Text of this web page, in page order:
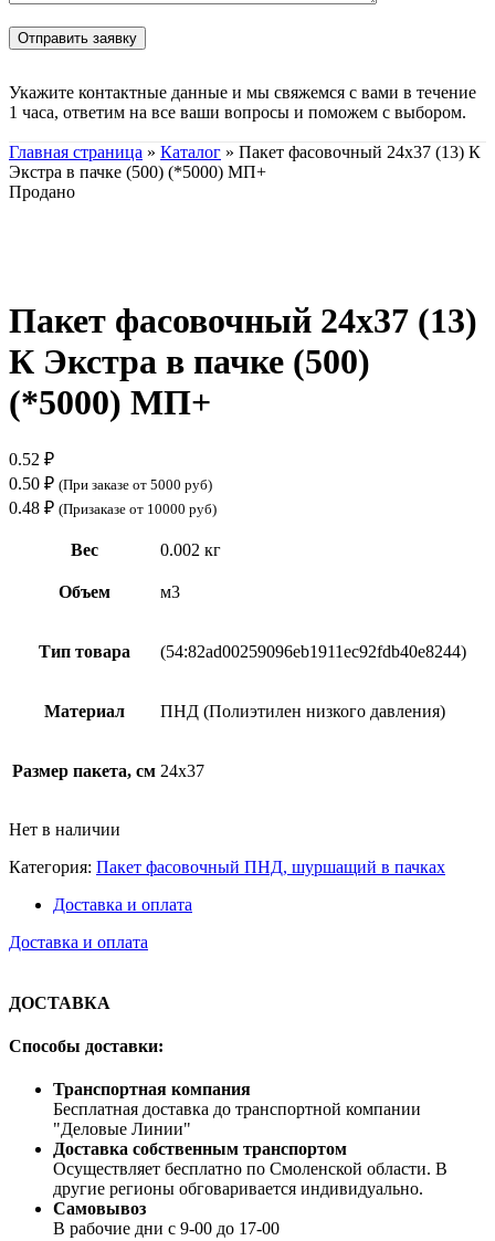
Укажите контактные данные и мы свяжемся с вами в течение
1 часа, ответим на все ваши вопросы и поможем с выбором.
Главная страница » Каталог » Пакет фасовочный 24х37 (13) К
Экстра в пачке (500) (*5000) МП+
Продано
Пакет фасовочный 24х37 (13)
К Экстра в пачке (500)
(*5000) МП+
0.52 ₽
0.50 ₽ (При заказе от 5000 руб)
0.48 ₽ (Призаказе от 10000 руб)
Вес 0.002 кг
Объем м3
Тип товара (54:82ad00259096eb1911ec92fdb40e8244)
Материал ПНД (Полиэтилен низкого давления)
Размер пакета, см 24х37
Нет в наличии
Категория: Пакет фасовочный ПНД, шуршащий в пачках
Доставка и оплата
Доставка и оплата
ДОСТАВКА
Способы доставки:
Транспортная компания
Бесплатная доставка до транспортной компании
"Деловые Линии"
Доставка собственным транспортом
Осуществляет бесплатно по Смоленской области. В
другие регионы обговаривается индивидуально.
Самовывоз
В рабочие дни с 9-00 до 17-00